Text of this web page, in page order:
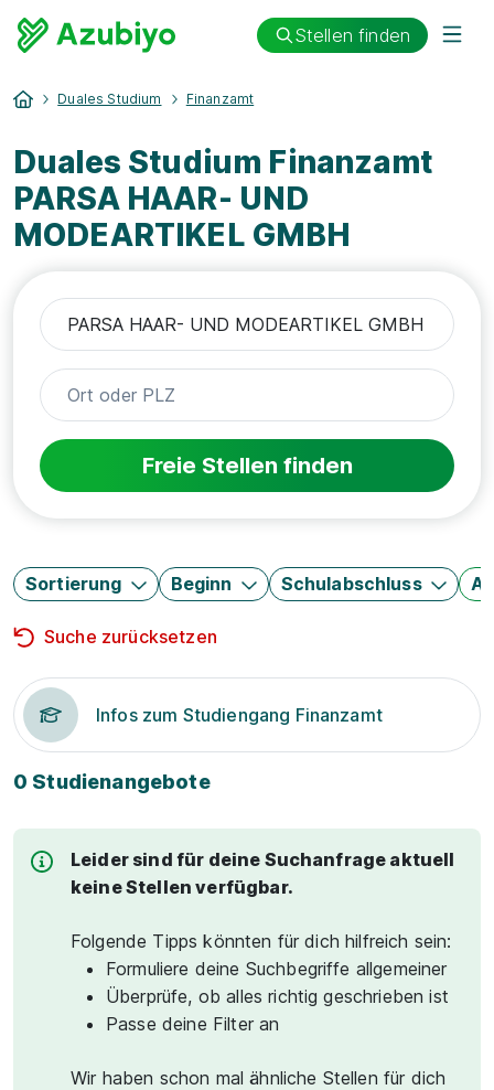
Stellen finden
Duales Studium Finanzamt
Duales Studium Finanzamt
PARSA HAAR- UND
MODEARTIKEL GMBH
Freie Stellen finden
Sortierung Beginn Schulabschluss
Suche zurücksetzen
Infos zum Studiengang Finanzamt
0 Studienangebote
Leider sind für deine Suchanfrage aktuell
keine Stellen verfügbar.
Folgende Tipps könnten für dich hilfreich sein:
Formuliere deine Suchbegriffe allgemeiner
Überprüfe, ob alles richtig geschrieben ist
Passe deine Filter an
Wir haben schon mal ähnliche Stellen für dich